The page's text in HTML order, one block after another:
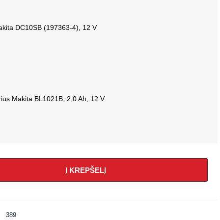
DC10SB (197363-4), 12 V
Makita BL1021B, 2,0 Ah, 12 V
Į KREPŠELĮ
389